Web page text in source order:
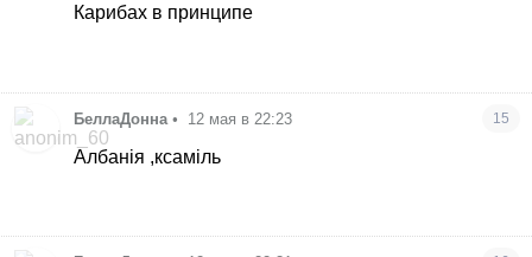
Карибах в принципе
БеллаДонна • 12 мая в 22:23 15
Албанія ,ксаміль